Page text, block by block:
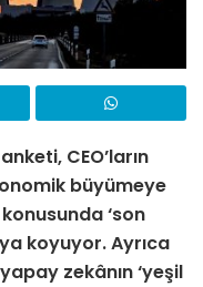
CEO’ların
büyümeye
‘son
koyuyor. Ayrıca
zekânın ‘yeşil